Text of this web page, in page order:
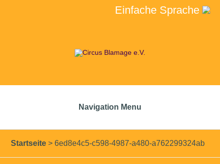
Einfache Sprache
Navigation Menu
Startseite > 6ed8e4c5-c598-4987-a480-a762299324ab